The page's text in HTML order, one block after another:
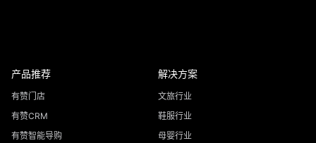
产品推荐
有赞门店
有赞CRM
有赞智能导购
解决方案
文旅行业
鞋服行业
母婴行业